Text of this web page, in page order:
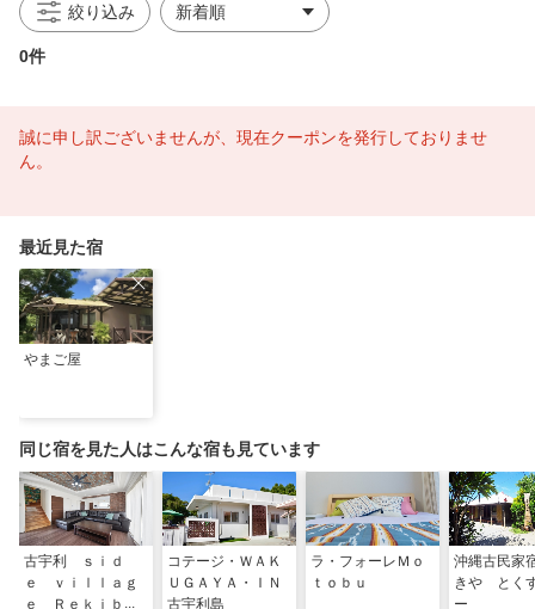
絞り込み
0件
誠に申し訳ございませんが、現在クーポンを発行しておりませ
ん。
最近見た宿
やまご屋
同じ宿を見た人はこんな宿も見ています
古宇利 ｓｉｄ
ｅ ｖｉｌｌａｇ
ｅ Ｒｅｋｉｂｕ
コテージ・ＷＡＫ
ＵＧＡＹＡ・ＩＮ
古宇利島
ラ・フォーレＭｏ
ｔｏｂｕ
沖縄古民家
きや とく
ー